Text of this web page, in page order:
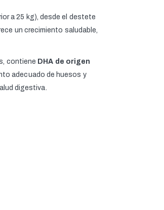
a 25 kg), desde el destete
un crecimiento saludable,
contiene DHA de origen
adecuado de huesos y
digestiva.